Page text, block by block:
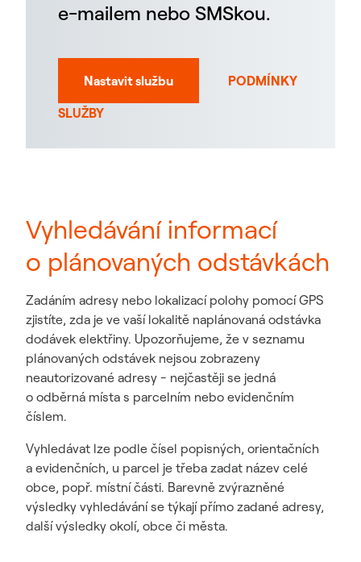
e-mailem nebo SMSkou.
Nastavit službu
PODMÍNKY
SLUŽBY
Vyhledávání informací
o plánovaných odstávkách
Zadáním adresy nebo lokalizací polohy pomocí GPS
zjistíte, zda je ve vaší lokalitě naplánovaná odstávka
dodávek elektřiny. Upozorňujeme, že v seznamu
plánovaných odstávek nejsou zobrazeny
neautorizované adresy - nejčastěji se jedná
o odběrná místa s parcelním nebo evidenčním
číslem.
Vyhledávat lze podle čísel popisných, orientačních
a evidenčních, u parcel je třeba zadat název celé
obce, popř. místní části. Barevně zvýrazněné
výsledky vyhledávání se týkají přímo zadané adresy,
další výsledky okolí, obce či města.